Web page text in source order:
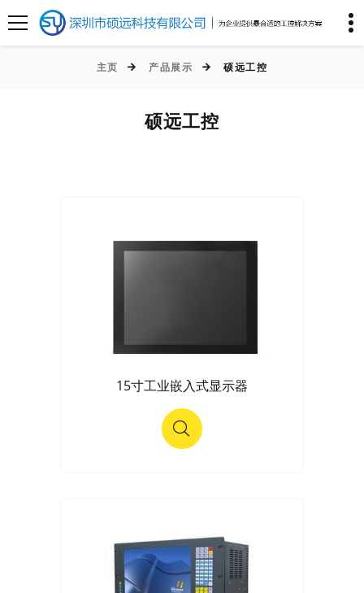
主页 产品展示 硕远工控
硕远工控
15寸工业嵌入式显示器